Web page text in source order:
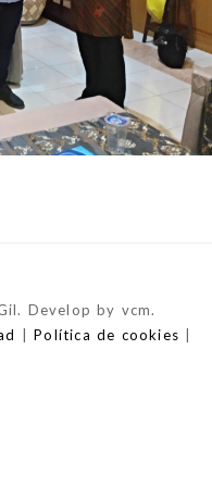
Develop by vcm.
|Política de cookies